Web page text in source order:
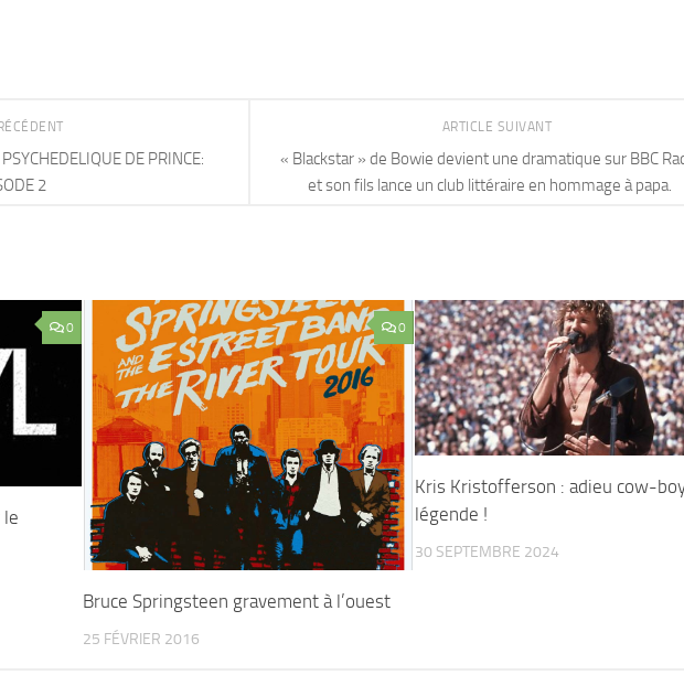
ARTICLE SUIVANT
« Blackstar » de Bowie devient une dramatique sur BBC
et son fils lance un club littéraire en hommage à papa.
DE PRINCE:
2
0
le
0
Bruce Springsteen gravement à l’ouest
25 FÉVRIER 2016
Kris Kristofferson : adieu cow-
légende !
30 SEPTEMBRE 2024